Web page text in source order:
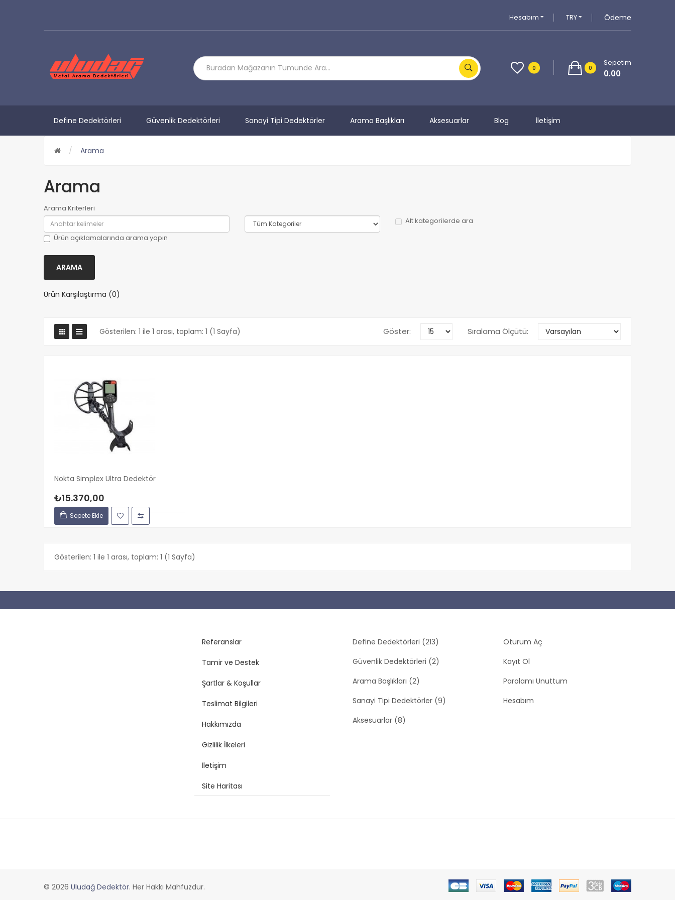
Hesabım TRY Ödeme
0 0
Sepetim
0.00
Define Dedektörleri Güvenlik Dedektörleri Sanayi Tipi Dedektörler Arama Başlıkları Aksesuarlar Blog İletişim
Arama
Arama
Arama Kriterleri
Alt kategorilerde ara
Ürün açıklamalarında arama yapın
Ürün Karşılaştırma (0)
Gösterilen: 1 ile 1 arası, toplam: 1 (1 Sayfa) Sıralama Ölçütü:
Göster:
Nokta Simplex Ultra Dedektör
₺15.370,00
Sepete Ekle
Gösterilen: 1 ile 1 arası, toplam: 1 (1 Sayfa)
Referanslar
Tamir ve Destek
Şartlar & Koşullar
Teslimat Bilgileri
Hakkımızda
Gizlilik İlkeleri
İletişim
Site Haritası
Define Dedektörleri (213)
Güvenlik Dedektörleri (2)
Arama Başlıkları (2)
Sanayi Tipi Dedektörler (9)
Aksesuarlar (8)
Oturum Aç
Kayıt Ol
Parolamı Unuttum
Hesabım
© 2026 Uludağ Dedektör. Her Hakkı Mahfuzdur.